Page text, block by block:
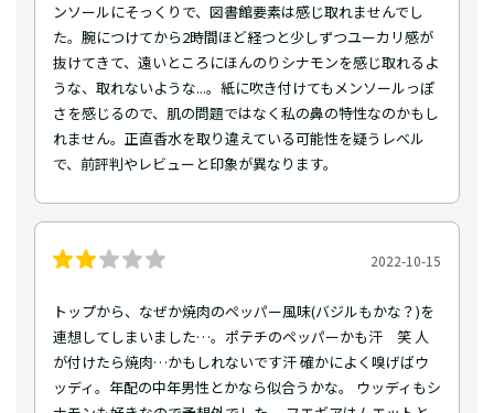
ンソールにそっくりで、図書館要素は感じ取れませんでし
た。腕につけてから2時間ほど経つと少しずつユーカリ感が
抜けてきて、遠いところにほんのりシナモンを感じ取れるよ
うな、取れないような...。紙に吹き付けてもメンソールっぽ
さを感じるので、肌の問題ではなく私の鼻の特性なのかもし
れません。正直香水を取り違えている可能性を疑うレベル
で、前評判やレビューと印象が異なります。
2022-10-15
トップから、なぜか焼肉のペッパー風味(バジルもかな？)を
連想してしまいました…。ポテチのペッパーかも汗 笑 人
が付けたら焼肉…かもしれないです汗 確かによく嗅げばウ
ッディ。年配の中年男性とかなら似合うかな。 ウッディもシ